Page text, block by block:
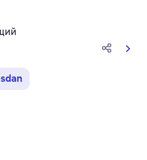
4,5 на основе 8 оценок